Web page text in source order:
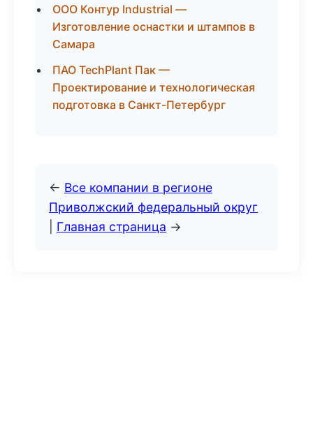
ООО Контур Industrial —
Изготовление оснастки и штампов в
Самара
ПАО TechPlant Пак —
Проектирование и технологическая
подготовка в Санкт-Петербург
← Все компании в регионе
Приволжский федеральный округ
Главная страница →